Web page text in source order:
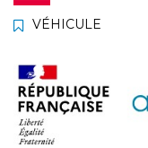
VÉHICULE